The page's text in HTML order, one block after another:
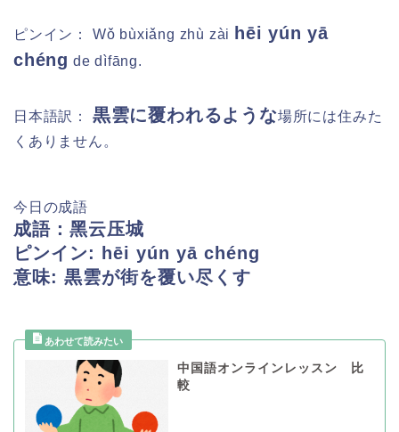
ピンイン： Wǒ bùxiǎng zhù zài
hēi yún yā
chéng de dìfāng.
日本語訳： 黒雲に覆われるような場所には住みた
くありません。
今日の成語
成語： 黑云压城
ピンイン: hēi yún yā chéng
意味: 黒雲が街を覆い尽くす
中国語オンラインレッスン 比
較